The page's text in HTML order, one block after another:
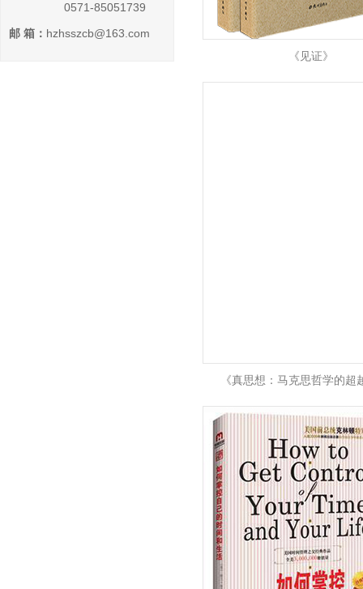
《见证》
《真思想：马克思哲学的超
0571-85051739
邮 箱： hzhsszcb@163.com